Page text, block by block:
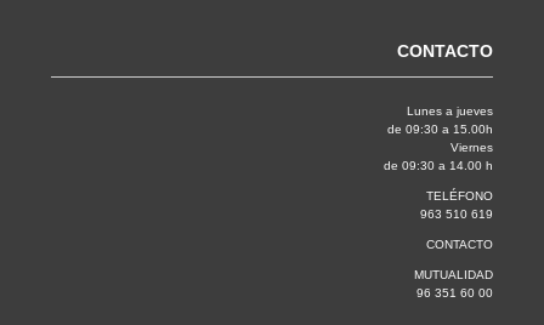
CONTACTO
Lunes a jueves
de 09:30 a 15.00h
Viernes
de 09:30 a 14.00 h
TELÉFONO
963 510 619
CONTACTO
MUTUALIDAD
96 351 60 00